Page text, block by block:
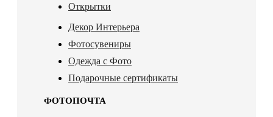
Открытки
Декор Интерьера
Фотосувениры
Одежда с Фото
Подарочные сертификаты
ФОТОПОЧТА